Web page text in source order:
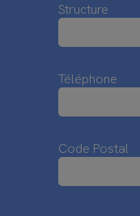
Structure
Téléphone
Code Postal